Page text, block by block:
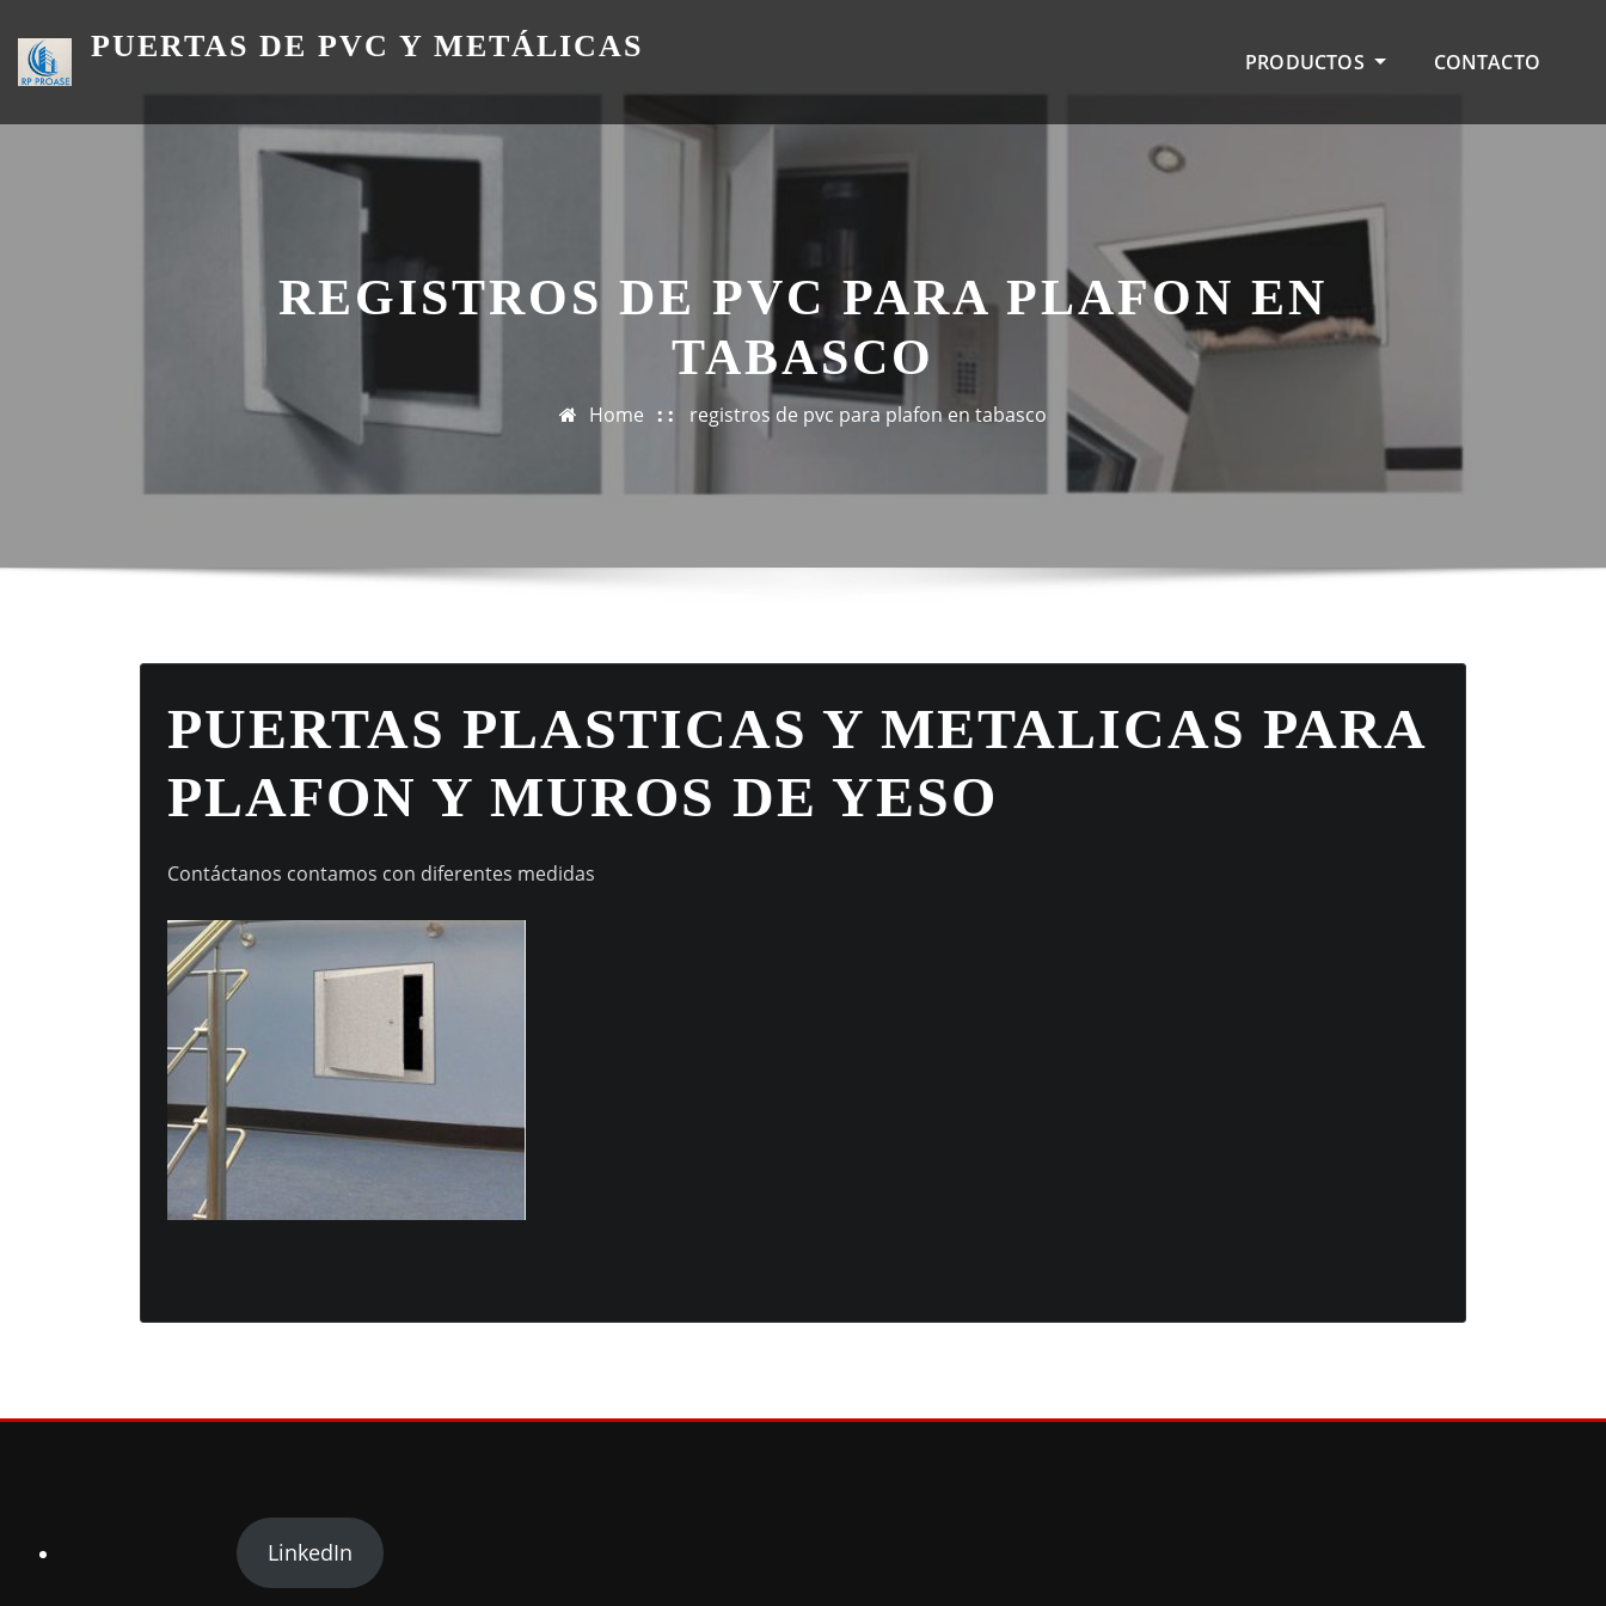
content
PUERTAS DE PVC Y METÁLICAS PRODUCTOS CONTACTO
REGISTROS DE PVC PARA PLAFON EN
TABASCO
Home registros de pvc para plafon en tabasco
PUERTAS PLASTICAS Y METALICAS PARA
PLAFON Y MUROS DE YESO
Contáctanos contamos con diferentes medidas
LinkedIn